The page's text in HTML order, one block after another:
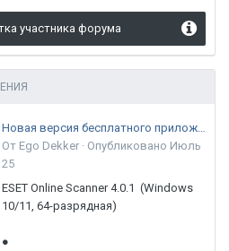
участника форума
Новая версия бесплатного приложения ESET Online Scanner доступна пользователям
От Ego Dekker · Опубликовано Июль
25
ESET Online Scanner 4.0.1 (Windows
10/11, 64-разрядная)
●